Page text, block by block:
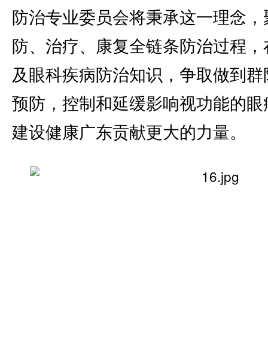
防治专业委员会将秉承这一理念
防、治疗、康复全链条防治过程
及眼科疾病防治知识，争取做到
预防，控制和延缓影响视功能的
建设健康广东贡献更大的力量。